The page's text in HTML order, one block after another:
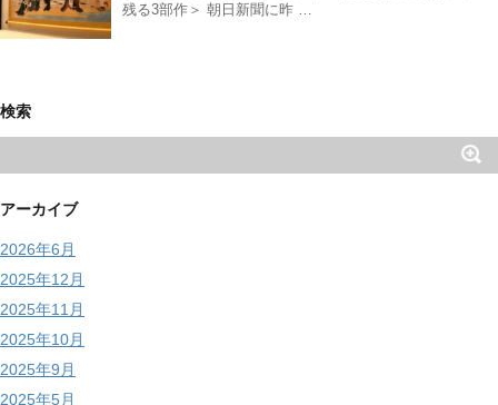
残る3部作＞ 朝日新聞に昨 …
検索
アーカイブ
2026年6月
2025年12月
2025年11月
2025年10月
2025年9月
2025年5月